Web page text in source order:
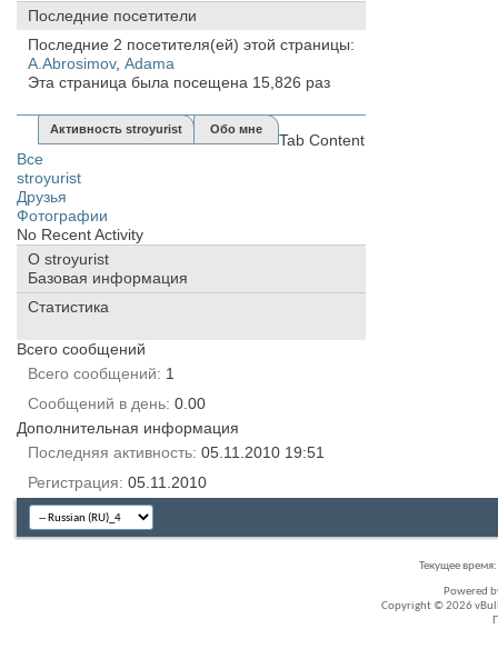
Последние посетители
Последние 2 посетителя(ей) этой страницы:
A.Abrosimov, Аdama
Эта страница была посещена 15,826 раз
Активность stroyurist Обо мне
Tab Content
Все
stroyurist
Друзья
Фотографии
No Recent Activity
О stroyurist
Базовая информация
Статистика
Всего сообщений
Всего сообщений
1
Сообщений в день 0.00
Дополнительная информация
Последняя активность 05.11.2010 19:51
Регистрация 05.11.2010
Текущее время:
Powered
Copyright © 2026